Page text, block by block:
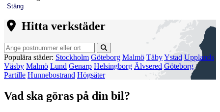
Stäng
Hitta verkstäder
Populära städer: Stockholm Göteborg Malmö TäbyYstad Upplands
Väsby Malmö Lund Genarp Helsingborg Älvsered Göteborg
Partille Hunnebostrand Högsäter
Vad ska göras på din bil?